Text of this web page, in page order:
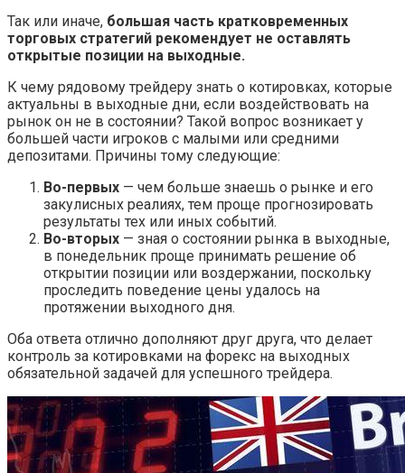
Так или иначе, большая часть кратковременных
торговых стратегий рекомендует не оставлять
открытые позиции на выходные.
К чему рядовому трейдеру знать о котировках, которые
актуальны в выходные дни, если воздействовать на
рынок он не в состоянии? Такой вопрос возникает у
большей части игроков с малыми или средними
депозитами. Причины тому следующие:
Во-первых — чем больше знаешь о рынке и его
закулисных реалиях, тем проще прогнозировать
результаты тех или иных событий.
Во-вторых — зная о состоянии рынка в выходные,
в понедельник проще принимать решение об
открытии позиции или воздержании, поскольку
проследить поведение цены удалось на
протяжении выходного дня.
Оба ответа отлично дополняют друг друга, что делает
контроль за котировками на форекс на выходных
обязательной задачей для успешного трейдера.